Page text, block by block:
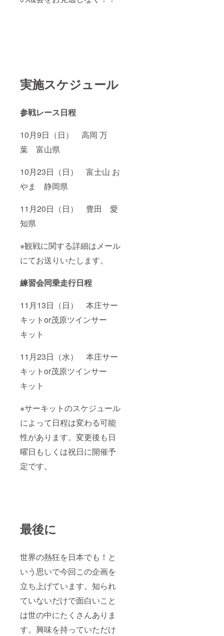
実施スケジュール
参戦レース日程
10月9日（日） 高岡 万
葉 富山県
10月23日（日） 富士山 お
やま 静岡県
11月20日（日） 豊田 愛
知県
※観戦に関する詳細はメール
にてお送りいたします。
練習会同乗走行日程
11月13日（日） 本庄サー
キットor茂原ツインサー
キット
11月23日（水） 本庄サー
キットor茂原ツインサー
キット
※サーキットのスケジュール
によって日程は変わる可能
性があります。変更後も日
曜日もしくは祝日に開催予
定です。
最後に
世界の熱狂を日本でも！と
いう思いで今回この企画を
立ち上げています。知られ
ていないだけで面白いこと
は世の中にたくさんありま
す。興味を持っていただけ